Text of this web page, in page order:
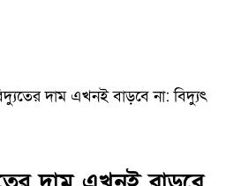
দাম এখনই বাড়বে না: বিদ্যুৎ